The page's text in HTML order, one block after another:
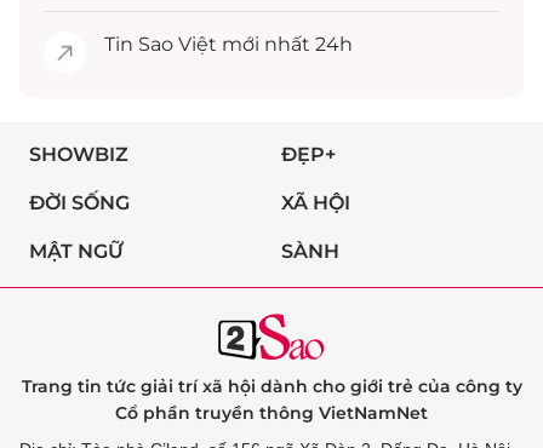
Tin Sao Việt mới nhất 24h
SHOWBIZ ĐẸP+
ĐỜI SỐNG XÃ HỘI
MẬT NGỮ SÀNH
Trang tin tức giải trí xã hội dành cho giới trẻ của công ty
Cổ phần truyền thông VietNamNet